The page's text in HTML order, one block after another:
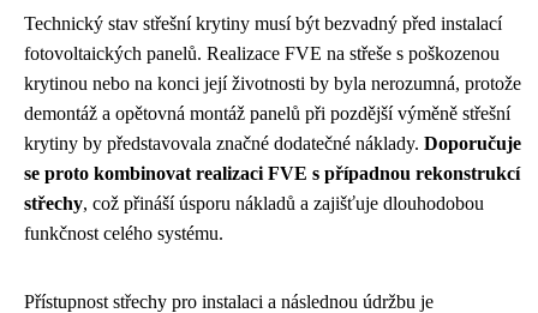
Technický stav střešní krytiny musí být bezvadný před instalací
fotovoltaických panelů. Realizace FVE na střeše s poškozenou
krytinou nebo na konci její životnosti by byla nerozumná, protože
demontáž a opětovná montáž panelů při pozdější výměně střešní
krytiny by představovala značné dodatečné náklady. Doporučuje
se proto kombinovat realizaci FVE s případnou rekonstrukcí
střechy, což přináší úsporu nákladů a zajišťuje dlouhodobou
funkčnost celého systému.
Přístupnost střechy pro instalaci a následnou údržbu je